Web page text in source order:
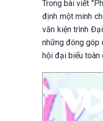
Trong bài viết
định một minh
văn kiện trình
những đóng góp
hội đại biểu toàn